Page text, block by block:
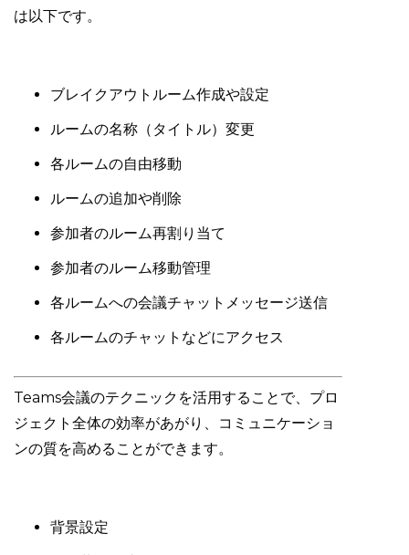
は以下です。
ブレイクアウトルーム作成や設定
ルームの名称（タイトル）変更
各ルームの自由移動
ルームの追加や削除
参加者のルーム再割り当て
参加者のルーム移動管理
各ルームへの会議チャットメッセージ送信
各ルームのチャットなどにアクセス
Teams会議のテクニックを活用することで、プロ
ジェクト全体の効率があがり、コミュニケーショ
ンの質を高めることができます。
背景設定